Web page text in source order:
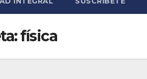
física